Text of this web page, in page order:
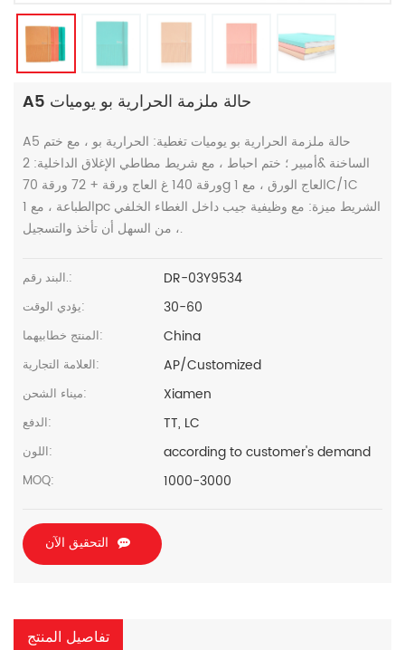
A5 حالة ملزمة الحرارية بو يوميات
A5 حالة ملزمة الحرارية بو يوميات تغطية: الحرارية بو ، مع ختم
الساخنة &أمبير ؛ ختم احباط ، مع شريط مطاطي الإغلاق الداخلية: 2
ورقة 140 غ العاج ورقة + 72 ورقة 70g العاج الورق ، مع 1C/1C
الطباعة ، مع 1pc الشريط ميزة: مع وظيفية جيب داخل الغطاء الخلفي
، من السهل أن تأخذ والتسجيل.
البند رقم.: DR-03Y9534
يؤدي الوقت: 30-60
المنتج خطابيهما: China
العلامة التجارية: AP/Customized
ميناء الشحن: Xiamen
الدفع: TT, LC
اللون: according to customer's demand
MOQ: 1000-3000
التحقيق الآن
تفاصيل المنتج